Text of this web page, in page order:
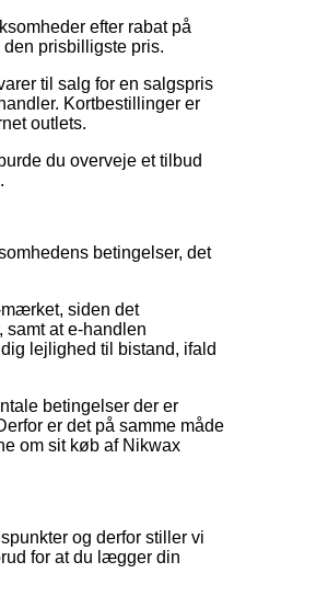
efter rabat på
prisbilligste pris.
til salg for en salgspris
Kortbestillinger er
outlets.
du overveje et tilbud
betingelser, det
siden det
samt at e-handlen
lejlighed til bistand, ifald
betingelser der er
er det på samme måde
om sit køb af Nikwax
og derfor stiller vi
for at du lægger din